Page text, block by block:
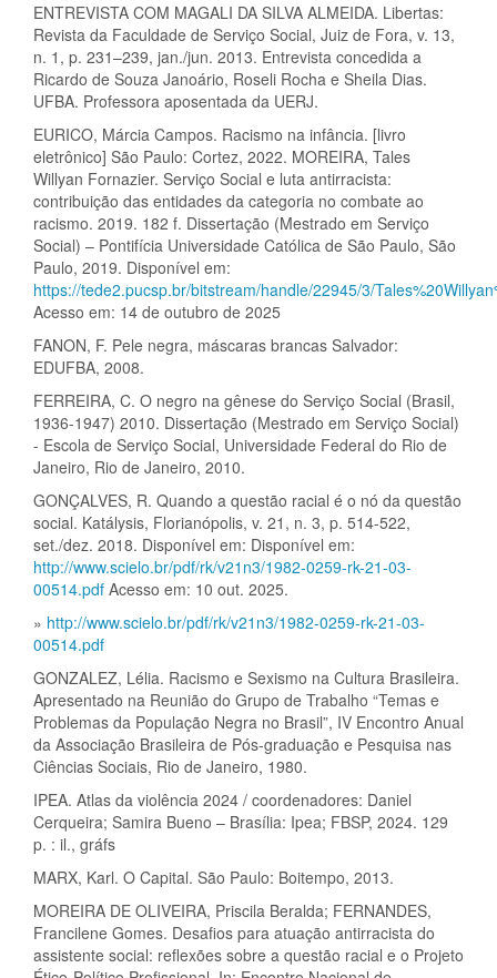
ENTREVISTA COM MAGALI DA SILVA ALMEIDA. Libertas:
Revista da Faculdade de Serviço Social, Juiz de Fora, v. 13,
n. 1, p. 231–239, jan./jun. 2013. Entrevista concedida a
Ricardo de Souza Janoário, Roseli Rocha e Sheila Dias.
UFBA. Professora aposentada da UERJ.
EURICO, Márcia Campos. Racismo na infância. [livro
eletrônico] São Paulo: Cortez, 2022. MOREIRA, Tales
Willyan Fornazier. Serviço Social e luta antirracista:
contribuição das entidades da categoria no combate ao
racismo. 2019. 182 f. Dissertação (Mestrado em Serviço
Social) – Pontifícia Universidade Católica de São Paulo, São
Paulo, 2019. Disponível em:
https://tede2.pucsp.br/bitstream/handle/22945/3/
Acesso em: 14 de outubro de 2025
FANON, F. Pele negra, máscaras brancas Salvador:
EDUFBA, 2008.
FERREIRA, C. O negro na gênese do Serviço Social (Brasil,
1936-1947) 2010. Dissertação (Mestrado em Serviço Social)
- Escola de Serviço Social, Universidade Federal do Rio de
Janeiro, Rio de Janeiro, 2010.
GONÇALVES, R. Quando a questão racial é o nó da questão
social. Katálysis, Florianópolis, v. 21, n. 3, p. 514-522,
set./dez. 2018. Disponível em: Disponível em:
http://www.scielo.br/pdf/rk/v21n3/1982-0259-rk-21-03-
00514.pdf Acesso em: 10 out. 2025.
» http://www.scielo.br/pdf/rk/v21n3/1982-0259-rk-21-03-
00514.pdf
GONZALEZ, Lélia. Racismo e Sexismo na Cultura Brasileira.
Apresentado na Reunião do Grupo de Trabalho “Temas e
Problemas da População Negra no Brasil”, IV Encontro Anual
da Associação Brasileira de Pós-graduação e Pesquisa nas
Ciências Sociais, Rio de Janeiro, 1980.
IPEA. Atlas da violência 2024 / coordenadores: Daniel
Cerqueira; Samira Bueno – Brasília: Ipea; FBSP, 2024. 129
p. : il., gráfs
MARX, Karl. O Capital. São Paulo: Boitempo, 2013.
MOREIRA DE OLIVEIRA, Priscila Beralda; FERNANDES,
Francilene Gomes. Desafios para atuação antirracista do
assistente social: reflexões sobre a questão racial e o Projeto